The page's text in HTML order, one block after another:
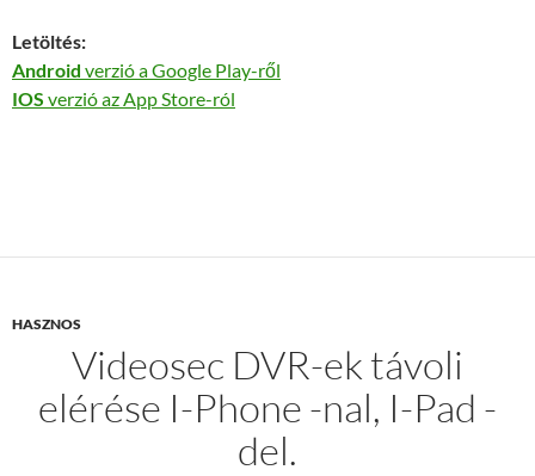
Letöltés:
Android verzió a Google Play-ről
IOS verzió az App Store-ról
HASZNOS
Videosec DVR-ek távoli
elérése I-Phone -nal, I-Pad -
del.